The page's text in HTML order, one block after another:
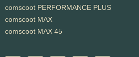
comscoot PERFORMANCE PLUS
comscoot MAX
comscoot MAX 45